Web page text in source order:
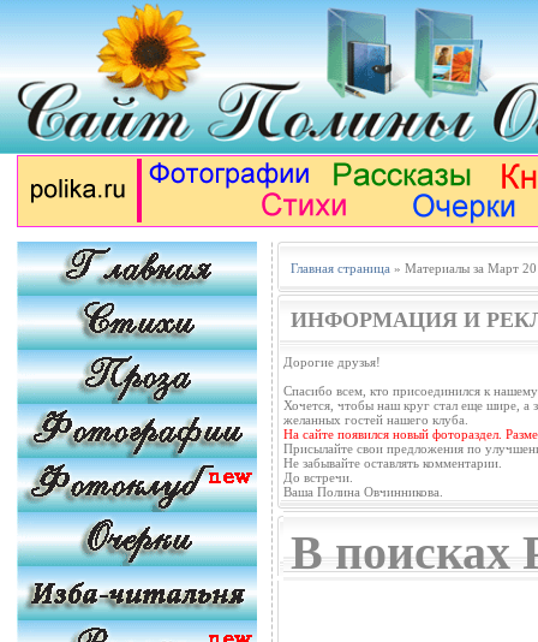
Главная страница » Материалы за Март
ИНФОРМАЦИЯ И
Дорогие друзья!
Спасибо всем, кто присоединился к
Хочется, чтобы наш круг стал еще шире, а
желанных гостей нашего клуба.
На сайте появился новый фотораздел.
Присылайте свои предложения по
Не забывайте оставлять комментарии.
До встречи.
Ваша Полина Овчинникова.
В поисках